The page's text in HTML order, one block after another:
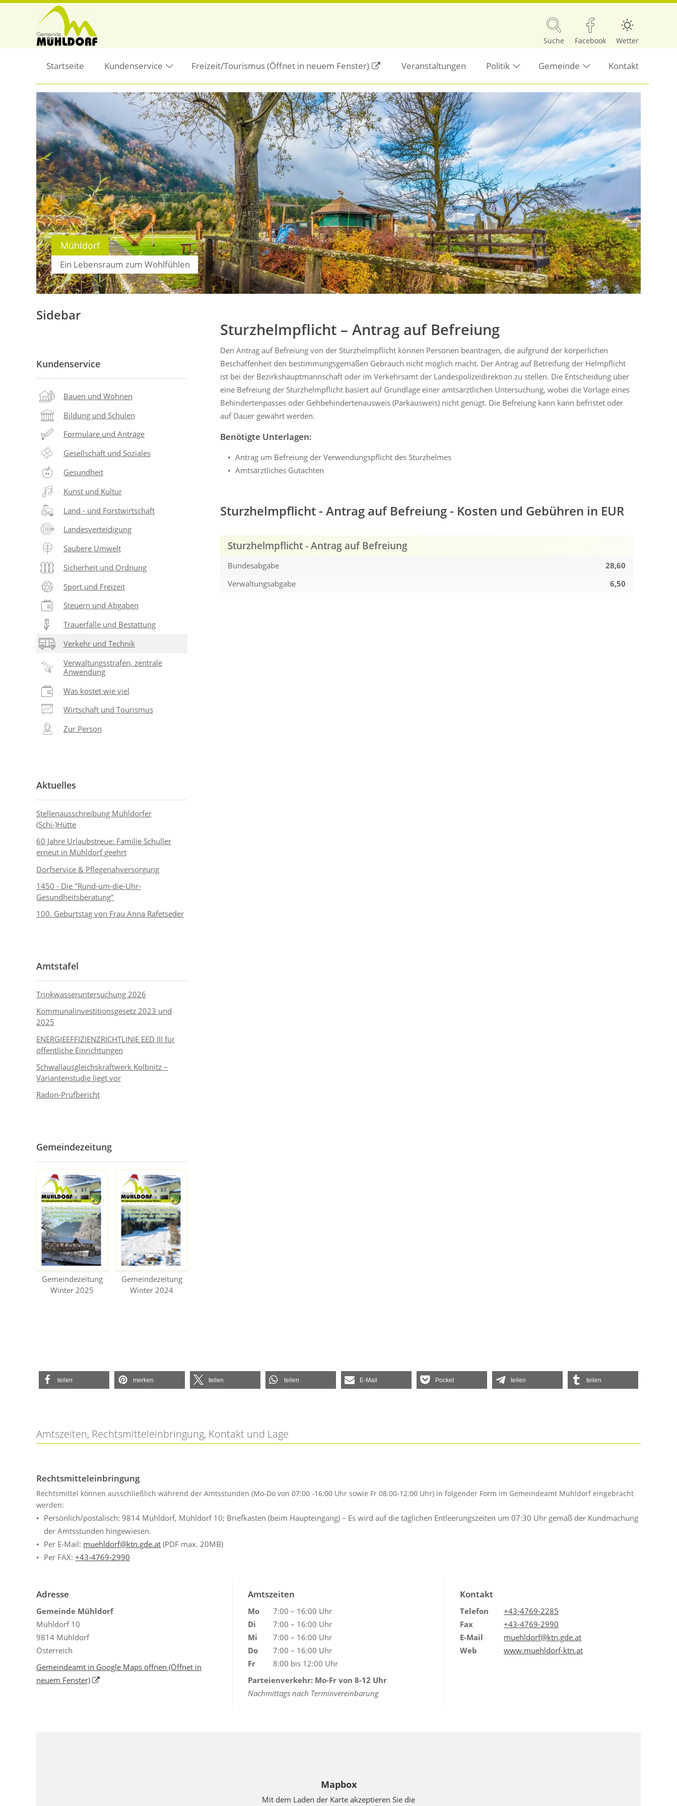
Suche Facebook Wetter
Startseite Kundenservice Freizeit/Tourismus(Öffnet in neuem Fenster) Veranstaltungen Politik Gemeinde Kontakt
Mühldorf
Ein Lebensraum zum Wohlfühlen
Sturzhelmpflicht – Antrag auf Befreiung
Den Antrag auf Befreiung von der Sturzhelmpflicht können Personen beantragen, die aufgrund der körperlichen
Beschaffenheit den bestimmungsgemäßen Gebrauch nicht möglich macht. Der Antrag auf Betreifung der Helmpflicht
ist bei der Bezirkshauptmannschaft oder im Verkehrsamt der Landespolizeidirektion zu stellen. Die Entscheidung über
eine Befreiung der Sturzhelmpflicht basiert auf Grundlage einer amtsärztlichen Untersuchung, wobei die Vorlage eines
Behindertenpasses oder Gehbehindertenausweis (Parkausweis) nicht genügt. Die Befreiung kann kann befristet oder
auf Dauer gewährt werden.
Benötigte Unterlagen:
Antrag um Befreiung der Verwendungspflicht des Sturzhelmes
Amtsärztliches Gutachten
Sturzhelmpflicht - Antrag auf Befreiung - Kosten und Gebühren in EUR
Sturzhelmpflicht - Antrag auf Befreiung
Bundesabgabe
28,60
Verwaltungsabgabe
6,50
Sturzhelmpflicht - Antrag auf Befreiung
Sidebar
Kundenservice
Bauen und Wohnen
Bildung und Schulen
Formulare und Anträge
Gesellschaft und Soziales
Gesundheit
Kunst und Kultur
Land - und Forstwirtschaft
Landesverteidigung
Saubere Umwelt
Sicherheit und Ordnung
Sport und Freizeit
Steuern und Abgaben
Trauerfälle und Bestattung
Verkehr und Technik
Verwaltungsstrafen, zentrale
Anwendung
Was kostet wie viel
Wirtschaft und Tourismus
Zur Person
Aktuelles
Stellenausschreibung Mühldorfer
(Schi-)Hütte
60 Jahre Urlaubstreue: Familie Schuller
erneut in Mühldorf geehrt
Dorfservice & Pflegenahversorgung
1450 - Die "Rund-um-die-Uhr-
Gesundheitsberatung"
100. Geburtstag von Frau Anna Rafetseder
Amtstafel
Trinkwasseruntersuchung 2026
Kommunalinvestitionsgesetz 2023 und
2025
ENERGIEEFFIZIENZRICHTLINIE EED III für
öffentliche Einrichtungen
Schwallausgleichskraftwerk Kolbnitz –
Variantenstudie liegt vor
Radon-Prüfbericht
Gemeindezeitung
Gemeindezeitung
Winter 2025
Gemeindezeitung
Winter 2024
teilen merken teilen teilen E-Mail Pocket teilen teilen
Amtszeiten, Rechtsmitteleinbringung, Kontakt und Lage
Rechtsmitteleinbringung
Rechtsmittel können ausschließlich während der Amtsstunden (Mo-Do von 07:00 -16:00 Uhr sowie Fr 08:00-12:00 Uhr) in folgender Form im Gemeindeamt Mühldorf eingebracht
werden:
Persönlich/postalisch: 9814 Mühldorf, Mühldorf 10; Briefkasten (beim Haupteingang) – Es wird auf die täglichen Entleerungszeiten um 07:30 Uhr gemäß der Kundmachung
der Amtsstunden hingewiesen.
Per E-Mail: muehldorf@ktn.gde.at (PDF max. 20MB)
Per FAX: +43-4769-2990
Adresse
Gemeinde Mühldorf
Mühldorf 10
9814 Mühldorf
Österreich
Gemeindeamt in Google Maps öffnen (Öffnet in
neuem Fenster)
Amtszeiten
Mo
7:00 – 16:00 Uhr
Di
7:00 – 16:00 Uhr
Mi
7:00 – 16:00 Uhr
Do
7:00 – 16:00 Uhr
Fr
8:00 bis 12:00 Uhr
Parteienverkehr: Mo-Fr von 8-12 Uhr
Nachmittags nach Terminvereinbarung
Kontakt
Telefon
+43-4769-2285
Fax
+43-4769-2990
E-Mail
muehldorf@ktn.gde.at
Web
www.muehldorf-ktn.at
Mapbox
Mit dem Laden der Karte akzeptieren Sie die